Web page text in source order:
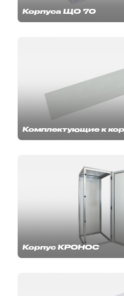
Корпуса ЩО 70
Комплектующие к
Корпус КРОНОС